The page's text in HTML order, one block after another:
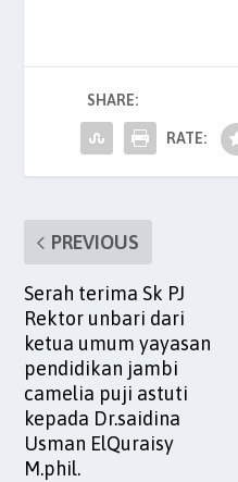
b
o
o
k
A
p
p
SHARE:
RATE:
PREVIOUS
Serah terima Sk PJ
Rektor unbari dari
ketua umum yayasan
pendidikan jambi
camelia puji astuti
kepada Dr.saidina
Usman ElQuraisy
M.phil.